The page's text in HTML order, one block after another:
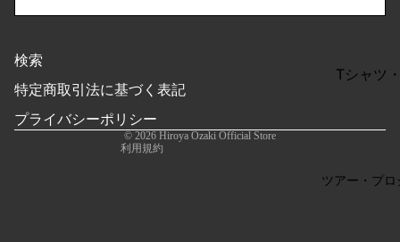
Tシャツ
バッグ・
チ
ツアー・プ
検索
特定商取引法に基づく表記
プライバシーポリシー
© 2026 Hiroya Ozaki Official Store
利用規約
利用規約
返金ポリシー